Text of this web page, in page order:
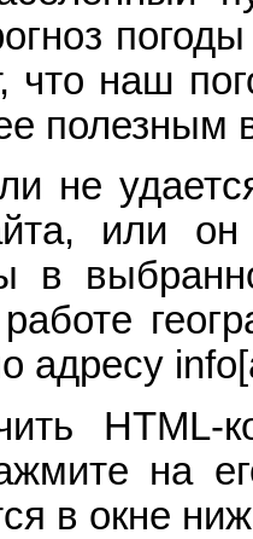
что наш
полезным
не
или
в
адресу
HTML-
на
в окне